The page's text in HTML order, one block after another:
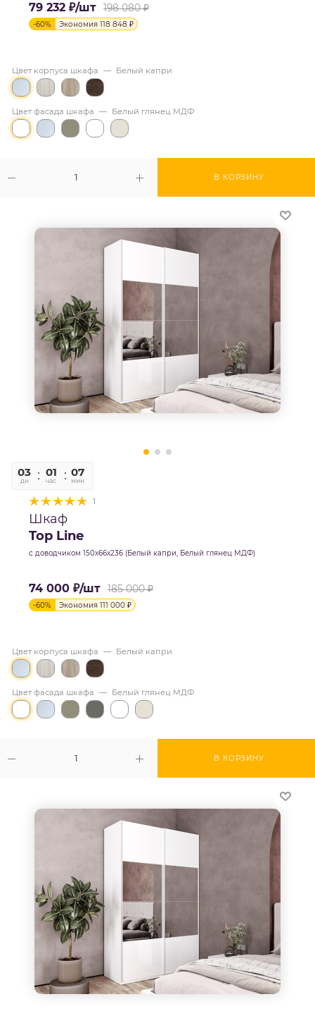
79 232 ₽/шт 198 080₽
-60% Экономия 118 848 ₽
В КОРЗИНУ
Цвет корпуса шкафа — Белый капри
Цвет фасада шкафа — Белый глянец МДФ
03
дн
01
час
07
мин
1
Шкаф
Top Line
с доводчиком 150х66х236 (Белый капри, Белый глянец МДФ)
74 000 ₽/шт 185 000₽
-60% Экономия 111 000 ₽
В КОРЗИНУ
Цвет корпуса шкафа — Белый капри
Цвет фасада шкафа — Белый глянец МДФ